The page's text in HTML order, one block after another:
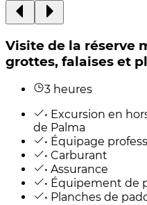
Visite de la réserve
grottes, falaises et
3 heures
• Excursion en
de Palma
• Équipage
• Carburant
• Assurance
• Équipement de
• Planches de